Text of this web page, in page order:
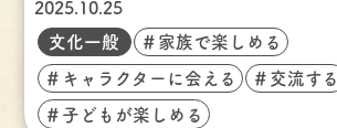
2025.10.25
文化一般
＃家族で楽しめる
＃キャラクターに会える ＃交流する
＃子どもが楽しめる